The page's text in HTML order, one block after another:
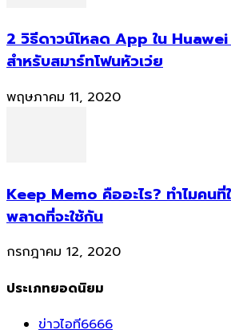
2 วิธีดาวน์โหลด App ใน
สำหรับสมาร์ทโฟนหัวเว่ย
พฤษภาคม 11, 2020
Keep Memo คืออะไร? ทำไมคนที่
พลาดที่จะใช้กัน
กรกฎาคม 12, 2020
ประเภทยอดนิยม
ข่าวไอที6666